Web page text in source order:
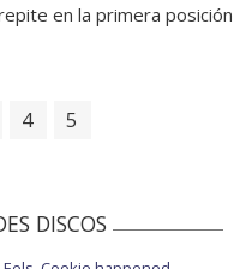
en la primera posición
4 5
DISCOS